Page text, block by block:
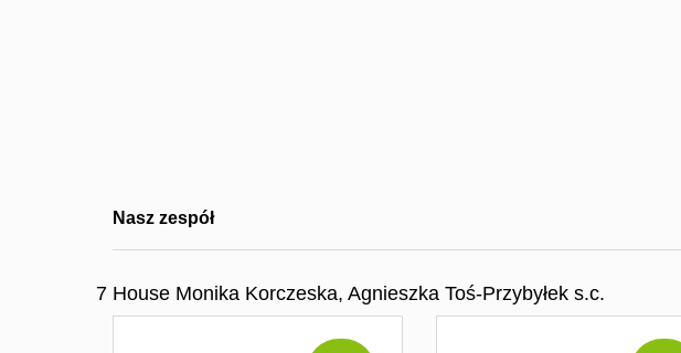
Nasz zespół
7 House Monika Korczeska, Agnieszka Toś-Przybyłek s.c.